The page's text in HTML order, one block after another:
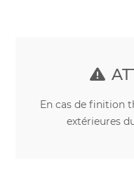
En cas de finition
extérieures